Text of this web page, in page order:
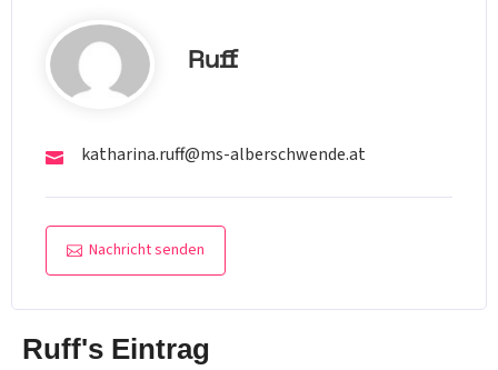
Ruff
katharina.ruff@ms-alberschwende.at
Nachricht senden
Ruff's Eintrag